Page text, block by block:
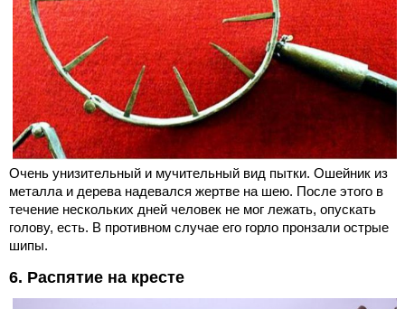
Очень унизительный и мучительный вид пытки. Ошейник из
металла и дерева надевался жертве на шею. После этого в
течение нескольких дней человек не мог лежать, опускать
голову, есть. В противном случае его горло пронзали острые
шипы.
6. Распятие на кресте